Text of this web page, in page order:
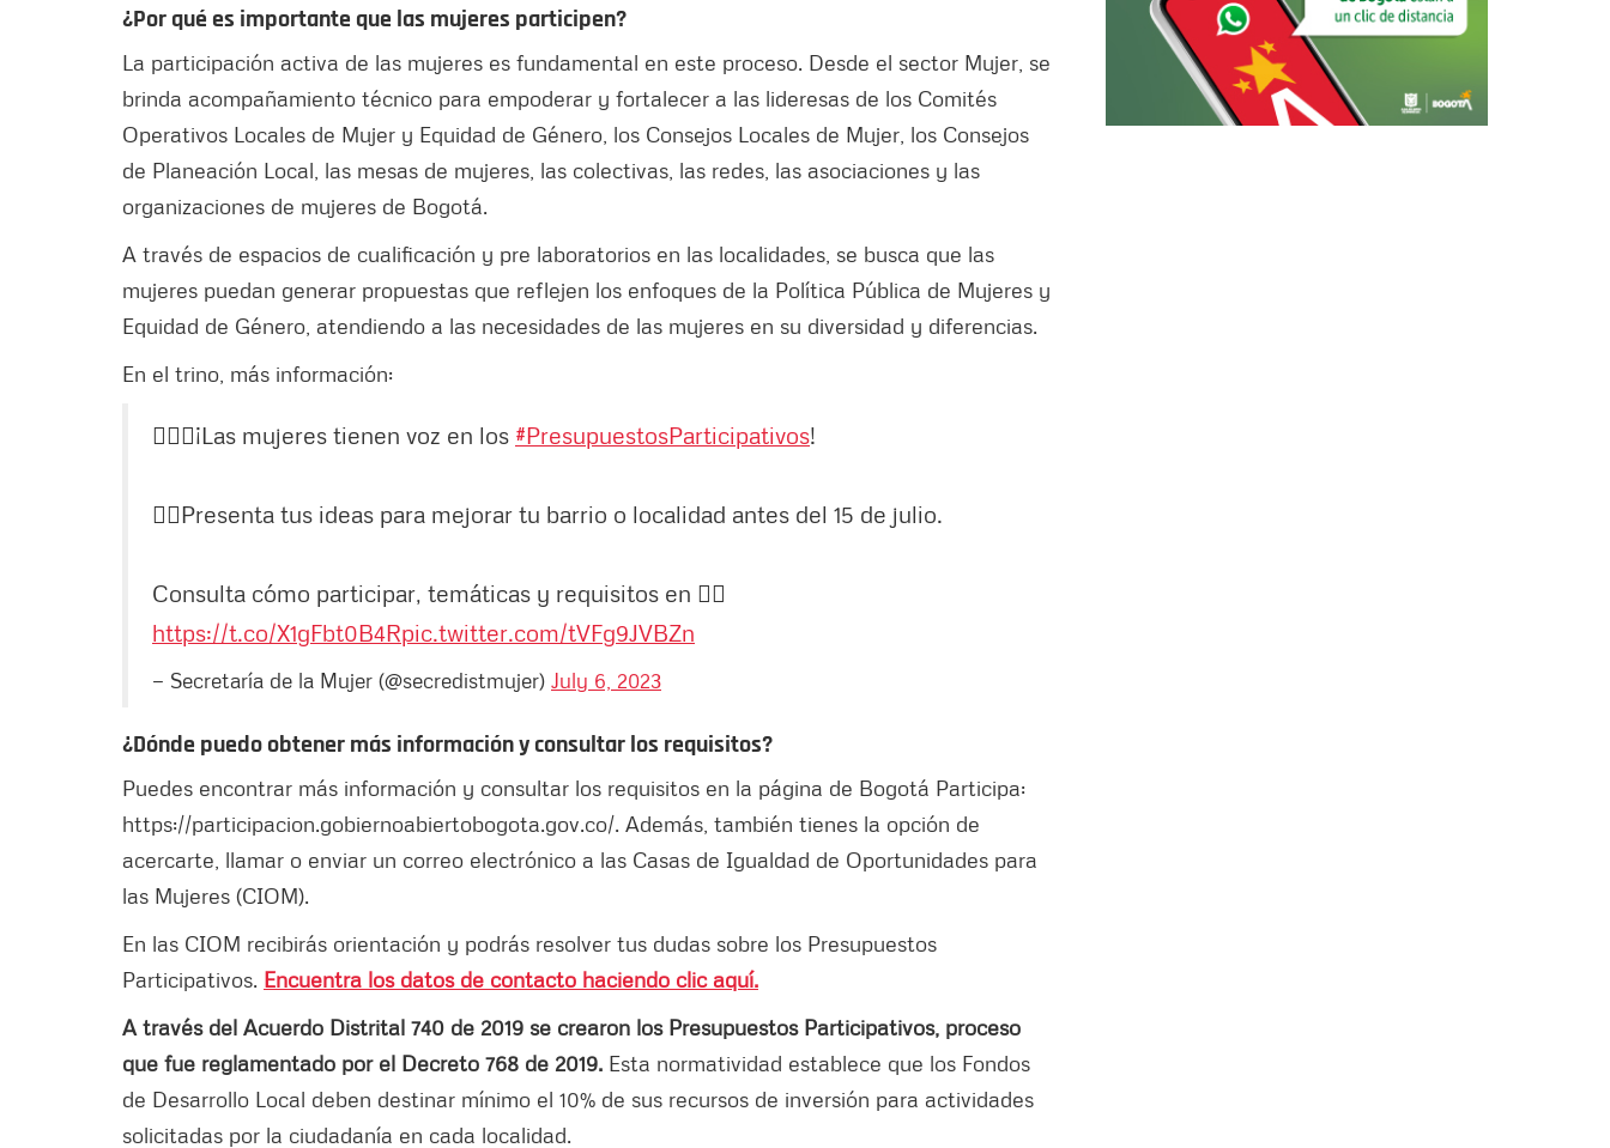
¿Por qué es importante que las mujeres participen?
La participación activa de las mujeres es fundamental en este proceso. Desde el sector Mujer, se
brinda acompañamiento técnico para empoderar y fortalecer a las lideresas de los Comités
Operativos Locales de Mujer y Equidad de Género, los Consejos Locales de Mujer, los Consejos
de Planeación Local, las mesas de mujeres, las colectivas, las redes, las asociaciones y las
organizaciones de mujeres de Bogotá.
A través de espacios de cualificación y pre laboratorios en las localidades, se busca que las
mujeres puedan generar propuestas que reflejen los enfoques de la Política Pública de Mujeres y
Equidad de Género, atendiendo a las necesidades de las mujeres en su diversidad y diferencias.
En el trino, más información:
🙋🏻‍♀️¡Las mujeres tienen voz en los #PresupuestosParticipativos!
✍🏼Presenta tus ideas para mejorar tu barrio o localidad antes del 15 de julio.
Consulta cómo participar, temáticas y requisitos en 👉🏽
https://t.co/X1gFbt0B4Rpic.twitter.com/tVFg9JVBZn
— Secretaría de la Mujer (@secredistmujer) July 6, 2023
¿Dónde puedo obtener más información y consultar los requisitos?
Puedes encontrar más información y consultar los requisitos en la página de Bogotá Participa:
https://participacion.gobiernoabiertobogota.gov.co/. Además, también tienes la opción de
acercarte, llamar o enviar un correo electrónico a las Casas de Igualdad de Oportunidades para
las Mujeres (CIOM).
En las CIOM recibirás orientación y podrás resolver tus dudas sobre los Presupuestos
Participativos. Encuentra los datos de contacto haciendo clic aquí.
A través del Acuerdo Distrital 740 de 2019 se crearon los Presupuestos Participativos, proceso
que fue reglamentado por el Decreto 768 de 2019. Esta normatividad establece que los Fondos
de Desarrollo Local deben destinar mínimo el 10% de sus recursos de inversión para actividades
solicitadas por la ciudadanía en cada localidad.